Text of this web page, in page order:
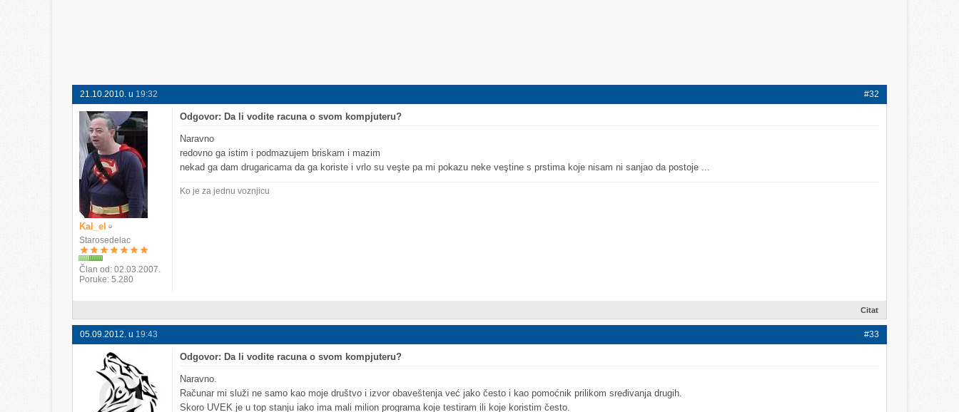
21.10.2010. u 19:32 #32
Kal_el
Starosedelac
Član od 02.03.2007.
Poruke 5.280
Odgovor: Da li vodite racuna o svom kompjuteru?
Naravno
redovno ga istim i podmazujem briskam i mazim
nekad ga dam drugaricama da ga koriste i vrlo su veşte pa mi pokazu neke veştine s prstima koje nisam ni sanjao da postoje ...
Ko je za jednu voznjicu
Citat
05.09.2012. u 19:43 #33
Odgovor: Da li vodite racuna o svom kompjuteru?
Naravno.
Računar mi služi ne samo kao moje društvo i izvor obaveštenja već jako često i kao pomoćnik prilikom sređivanja drugih.
Skoro UVEK je u top stanju iako ima mali milion programa koje testiram ili koje koristim često.